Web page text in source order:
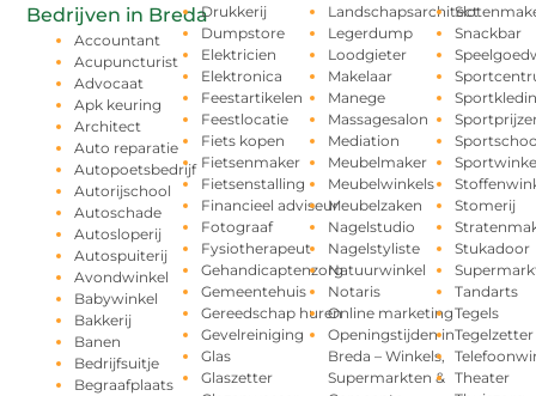
Bedrijven in Breda
Accountant
Acupuncturist
Advocaat
Apk keuring
Architect
Auto reparatie
Autopoetsbedrijf
Autorijschool
Autoschade
Autosloperij
Autospuiterij
Avondwinkel
Babywinkel
Bakkerij
Banen
Bedrijfsuitje
Begraafplaats
Drukkerij
Dumpstore
Elektricien
Elektronica
Feestartikelen
Feestlocatie
Fiets kopen
Fietsenmaker
Fietsenstalling
Financieel adviseur
Fotograaf
Fysiotherapeut
Gehandicaptenzorg
Gemeentehuis
Gereedschap huren
Gevelreiniging
Glas
Glaszetter
Landschapsarchitect
Legerdump
Loodgieter
Makelaar
Manege
Massagesalon
Mediation
Meubelmaker
Meubelwinkels
Meubelzaken
Nagelstudio
Nagelstyliste
Natuurwinkel
Notaris
Online marketing
Openingstijden in
Breda – Winkels,
Supermarkten &
Snackbar
Stomerij
Stukadoor
Tandarts
Tegels
Tegelzetter
Theater